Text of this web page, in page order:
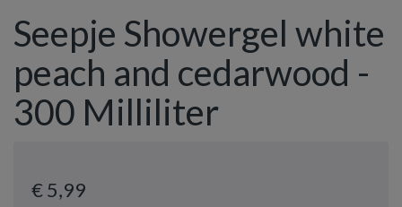
Seepje Showergel white
peach and cedarwood -
300 Milliliter
€ 5,99